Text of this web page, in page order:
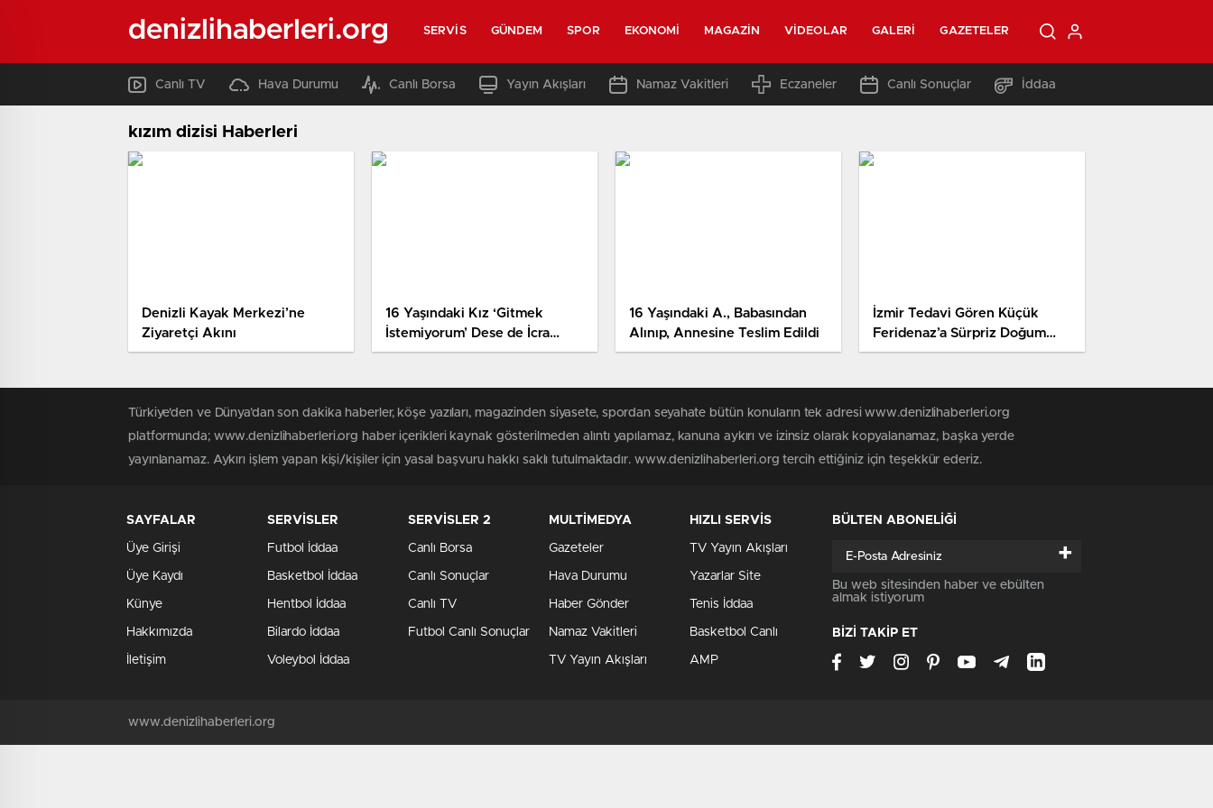
denizlihaberleri.org SERVIS GÜNDEM SPOR EKONOMI MAGAZIN VIDEOLAR GALERI GAZETELER
Canlı TV Hava Durumu Canlı Borsa Yayın Akışları Namaz Vakitleri Eczaneler Canlı Sonuçlar İddaa
kızım dizisi Haberleri
Denizli Kayak Merkezi’ne
Ziyaretçi Akını
16 Yaşındaki Kız ‘Gitmek
İstemiyorum’ Dese de İcra
Memurları Zorla Anneyle
16 Yaşındaki A., Babasından
Alınıp, Annesine Teslim Edildi
İzmir Tedavi Gören Küçük
Feridenaz’a Sürpriz Doğum
Günü Kutlaması
Türkiye'den ve Dünya’dan son dakika haberler, köşe yazıları, magazinden siyasete, spordan seyahate bütün konuların tek adresi www.denizlihaberleri.org
platformunda; www.denizlihaberleri.org haber içerikleri kaynak gösterilmeden alıntı yapılamaz, kanuna aykırı ve izinsiz olarak kopyalanamaz, başka yerde
yayınlanamaz. Aykırı işlem yapan kişi/kişiler için yasal başvuru hakkı saklı tutulmaktadır. www.denizlihaberleri.org tercih ettiğiniz için teşekkür ederiz.
SAYFALAR
Üye Girişi
Üye Kaydı
Künye
Hakkımızda
İletişim
SERVİSLER
Futbol İddaa
Basketbol İddaa
Hentbol İddaa
Bilardo İddaa
Voleybol İddaa
SERVİSLER 2
Canlı Borsa
Canlı Sonuçlar
Canlı TV
Futbol Canlı Sonuçlar
MULTİMEDYA
Gazeteler
Hava Durumu
Haber Gönder
Namaz Vakitleri
TV Yayın Akışları
HIZLI SERVİS
TV Yayın Akışları
Yazarlar Site
Tenis İddaa
Basketbol Canlı
AMP
BÜLTEN ABONELİĞİ
+
Bu web sitesinden haber ve ebülten
almak istiyorum
BİZİ TAKİP ET
www.denizlihaberleri.org